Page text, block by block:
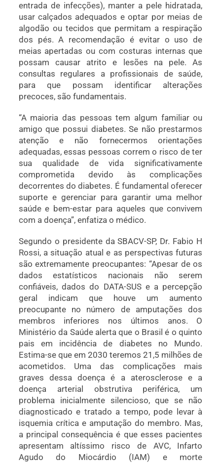
entrada de infecções), manter a pele hidratada,
usar calçados adequados e optar por meias de
algodão ou tecidos que permitam a respiração
dos pés. A recomendação é evitar o uso de
meias apertadas ou com costuras internas que
possam causar atrito e lesões na pele. As
consultas regulares a profissionais de saúde,
para que possam identificar alterações
precoces, são fundamentais.
“A maioria das pessoas tem algum familiar ou
amigo que possui diabetes. Se não prestarmos
atenção e não fornecermos orientações
adequadas, essas pessoas correm o risco de ter
sua qualidade de vida significativamente
comprometida devido às complicações
decorrentes do diabetes. É fundamental oferecer
suporte e gerenciar para garantir uma melhor
saúde e bem-estar para aqueles que convivem
com a doença”, enfatiza o médico.
Segundo o presidente da SBACV-SP, Dr. Fabio H
Rossi, a situação atual e as perspectivas futuras
são extremamente preocupantes: “Apesar de os
dados estatísticos nacionais não serem
confiáveis, dados do DATA-SUS e a percepção
geral indicam que houve um aumento
preocupante no número de amputações dos
membros inferiores nos últimos anos. O
Ministério da Saúde alerta que o Brasil é o quinto
pais em incidência de diabetes no Mundo.
Estima-se que em 2030 teremos 21,5 milhões de
acometidos. Uma das complicações mais
graves dessa doença é a aterosclerose e a
doença arterial obstrutiva periférica, um
problema inicialmente silencioso, que se não
diagnosticado e tratado a tempo, pode levar à
isquemia crítica e amputação do membro. Mas,
a principal consequência é que esses pacientes
apresentam altíssimo risco de AVC, Infarto
Agudo do Miocárdio (IAM) e morte